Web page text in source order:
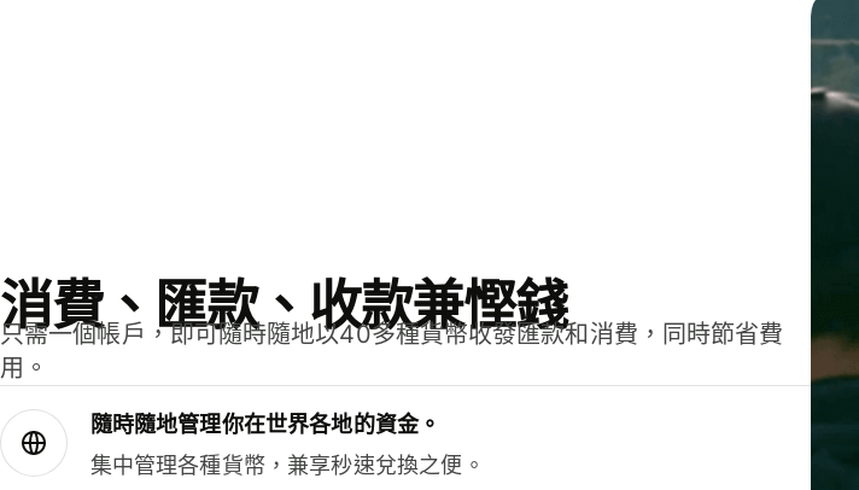
消費、匯款、收款兼慳錢
只需一個帳戶，即可隨時隨地以40多種貨幣收發匯款和消費，同時節省費
用。
隨時隨地管理你在世界各地的資金。
集中管理各種貨幣，兼享秒速兌換之便。